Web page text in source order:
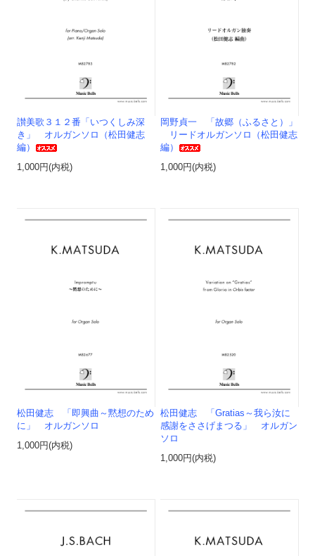
讃美歌３１２番「いつくしみ深
き」 オルガンソロ（松田健志
編）
1,000円(内税)
岡野貞一 「故郷（ふるさと）」
リードオルガンソロ（松田健志
編）
1,000円(内税)
松田健志 「即興曲～黙想のため
に」 オルガンソロ
1,000円(内税)
松田健志 「Gratias～我ら汝に
感謝をささげまつる」 オルガン
ソロ
1,000円(内税)